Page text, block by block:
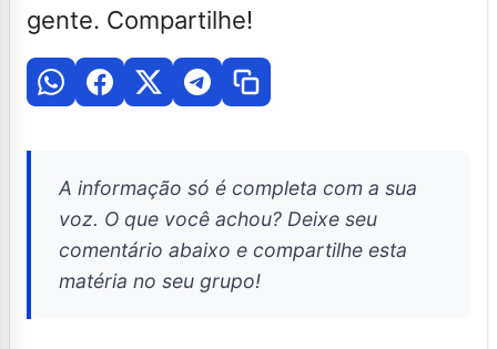
gente. Compartilhe!
A informação só é completa com a sua
voz. O que você achou? Deixe seu
comentário abaixo e compartilhe esta
matéria no seu grupo!